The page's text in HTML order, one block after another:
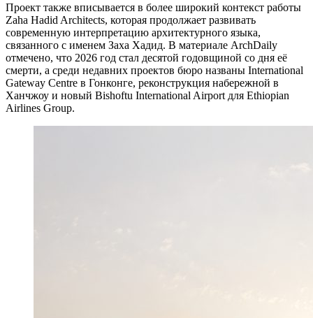
Проект также вписывается в более широкий контекст работы
Zaha Hadid Architects, которая продолжает развивать
современную интерпретацию архитектурного языка,
связанного с именем Заха Хадид. В материале ArchDaily
отмечено, что 2026 год стал десятой годовщиной со дня её
смерти, а среди недавних проектов бюро названы International
Gateway Centre в Гонконге, реконструкция набережной в
Ханчжоу и новый Bishoftu International Airport для Ethiopian
Airlines Group.